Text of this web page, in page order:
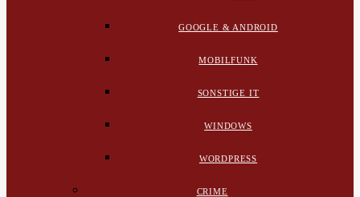
GOOGLE & ANDROID
MOBILFUNK
SONSTIGE IT
WINDOWS
WORDPRESS
CRIME